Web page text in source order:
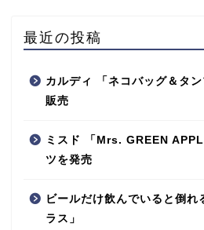
最近の投稿
カルディ 「ネコバッグ＆タ
販売
ミスド 「Mrs. GREEN
ツを発売
ビールだけ飲んでいると倒
ラス」